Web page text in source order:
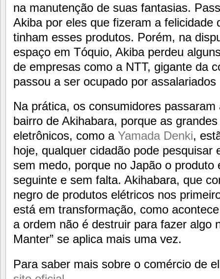
na manutenção de suas fantasias.
Akiba por eles que fizeram a felicidade
tinham esses produtos. Porém, na
espaço em Tóquio, Akiba perdeu
de empresas como a NTT, gigante da
passou a ser ocupado por
Na prática, os consumidores
bairro de Akihabara, porque as
eletrônicos, como a Yamada Denki,
hoje, qualquer cidadão pode pesquisar
sem medo, porque no Japão o produto
seguinte e sem falta. Akihabara, que
negro de produtos elétricos nos
está em transformação, como
a ordem não é destruir para fazer algo
Manter” se aplica mais uma vez.
Para saber mais sobre o comércio de